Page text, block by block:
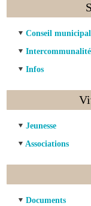
Conseil municipal
Intercommunalité
Infos
Jeunesse
Associations
Documents